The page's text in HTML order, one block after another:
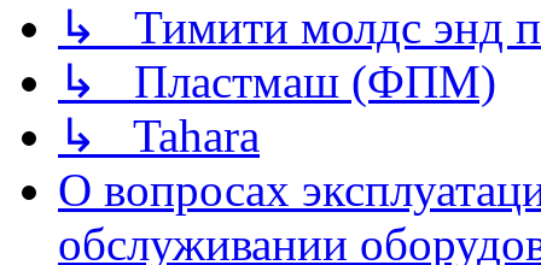
↳ Тимити молдс энд
↳ Пластмаш (ФПМ)
↳ Tahara
О вопросах
обслуживании